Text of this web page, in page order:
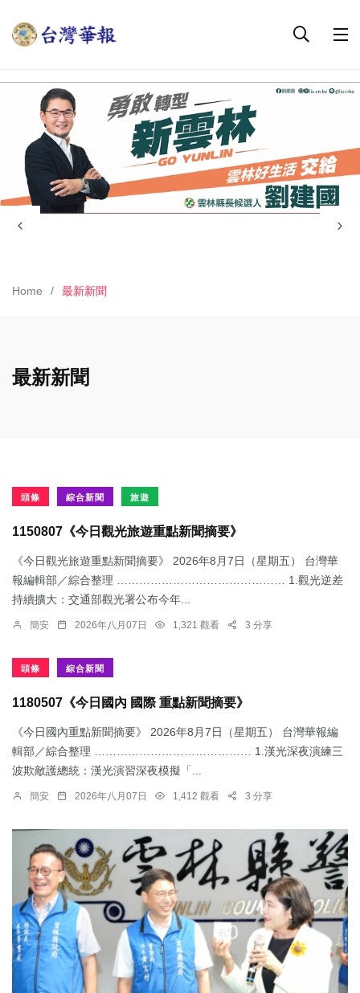
Home 最新新聞
最新新聞
頭條 綜合新聞 旅遊
1150807《今日觀光旅遊重點新聞摘要》
《今日觀光旅遊重點新聞摘要》 2026年8月7日（星期五） 台灣華
報編輯部／綜合整理 ……………………………………… 1.觀光逆差
持續擴大：交通部觀光署公布今年...
簡安 2026年八月07日 1,321 觀看 3 分享
頭條 綜合新聞
1180507《今日國內 國際 重點新聞摘要》
《今日國內重點新聞摘要》 2026年8月7日（星期五） 台灣華報編
輯部／綜合整理 …………………………………… 1.漢光深夜演練三
波欺敵護總統：​漢光演習深夜模擬「...
簡安 2026年八月07日 1,412 觀看 3 分享